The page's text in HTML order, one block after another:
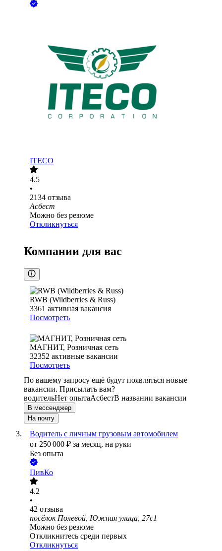
ITECO
4.5
•
2134 отзыва
Асбест
Можно без резюме
Откликнуться
Компании для вас
RWB (Wildberries & Russ)
3361 активная вакансия
Посмотреть
МАГНИТ, Розничная сеть
32352 активные вакансии
Посмотреть
По вашему запросу ещё будут появляться новые
вакансии. Присылать вам?
водительНет опытаАсбестВ названии вакансии
В мессенджер
На почту
Водитель с личным грузовым автомобилем
от 250 000 ₽ за месяц, на руки
Без опыта
ПивКо
4.2
•
42 отзыва
посёлок Полевой, Южная улица, 27с1
Можно без резюме
Откликнитесь среди первых
Откликнуться